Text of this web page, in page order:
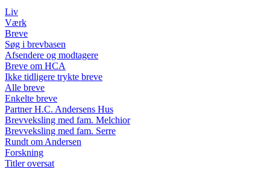
Liv
Værk
Breve
Søg i brevbasen
Afsendere og modtagere
Breve om HCA
Ikke tidligere trykte breve
Alle breve
Enkelte breve
Partner H.C. Andersens Hus
Brevveksling med fam. Melchior
Brevveksling med fam. Serre
Rundt om Andersen
Forskning
Titler oversat